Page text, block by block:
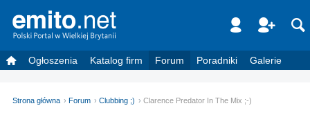
Ogłoszenia Katalog firm Forum Poradniki Galerie
Strona główna Forum Clubbing ;) Clarence Predator In The Mix ;-)